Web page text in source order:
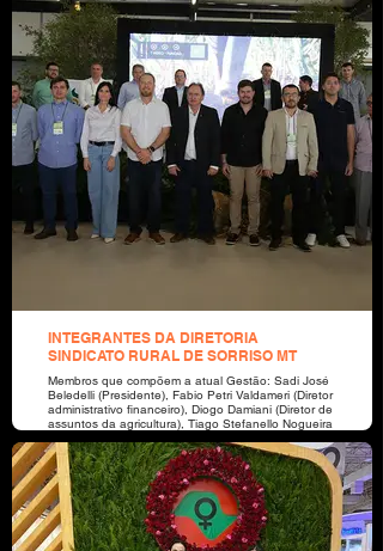
INTEGRANTES DA DIRETORIA
SINDICATO RURAL DE SORRISO MT
Membros que compõem a atual Gestão: Sadi José
Beledelli (Presidente), Fabio Petri Valdameri (Diretor
administrativo financeiro), Diogo Damiani (Diretor de
assuntos da agricultura), Tiago Stefanello Nogueira
Barbosa da Mata Missio (Conselheira administrativa
- Titular), Fernando Maziero Pozzobon (Conselheiro
administrativo - Titular), Ingrid Denise Hubner
(Conselheira administrativa - Titular), Marcelo
Roberto Sviech (Conselheiro administrativo - Titular),
Adalberto Grando (Conselheiro Fiscal - Titular),
Pablo Filipetto (Conselheiro Fiscal - Titular), Silvane